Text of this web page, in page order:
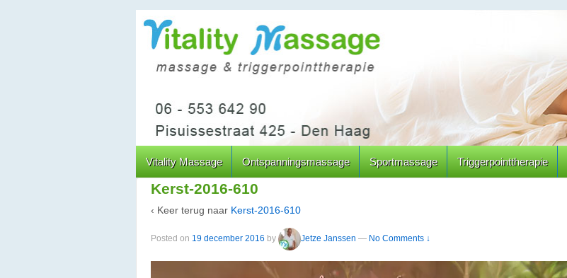
↓
DOORGAAN
NAAR
Vitality Massage Ontspanningsmassage Sportmassage Triggerpointtherapie
Kerst-2016-610
‹ Keer terug naar Kerst-2016-610
Posted on 19 december 2016 by Jetze Janssen — No Comments ↓